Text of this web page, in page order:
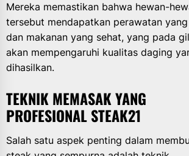
Mereka memastikan bahwa hewan-
tersebut mendapatkan perawatan
dan makanan yang sehat, yang pada
akan mempengaruhi kualitas daging
dihasilkan.
TEKNIK MEMASAK YANG
PROFESIONAL STEAK21
Salah satu aspek penting dalam